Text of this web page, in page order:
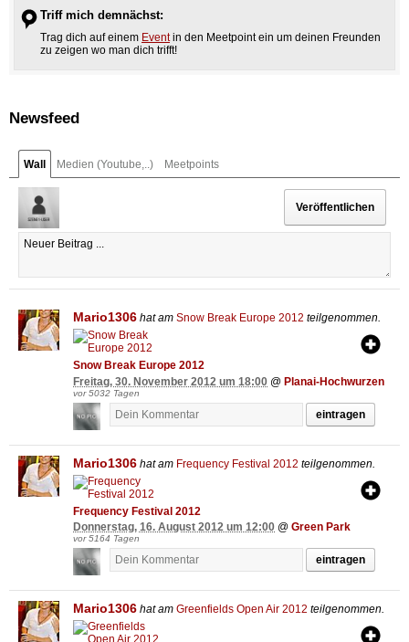
Triff mich demnächst:
Trag dich auf einem Eventin den Meetpoint ein um deinen Freunden
zu zeigen wo man dich trifft!
Newsfeed
Wall Medien (Youtube,..) Meetpoints
Mario1306 hat am Snow Break Europe 2012 teilgenommen.
Snow Break Europe 2012
Freitag, 30. November 2012 um 18:00 @ Planai-Hochwurzen
vor 5032 Tagen
eintragen
Mario1306 hat am Frequency Festival 2012 teilgenommen.
Frequency Festival 2012
Donnerstag, 16. August 2012 um 12:00 @ Green Park
vor 5164 Tagen
eintragen
Mario1306 hat am Greenfields Open Air 2012 teilgenommen.